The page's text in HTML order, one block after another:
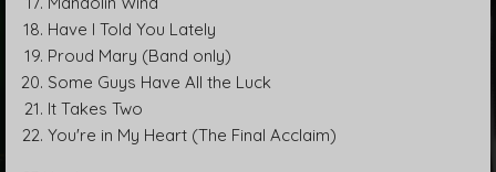
Have I Told You Lately
Proud Mary (Band only)
Some Guys Have All the Luck
It Takes Two
You're in My Heart (The Final Acclaim)